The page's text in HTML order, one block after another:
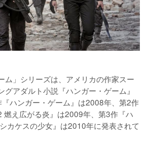
ム」シリーズは、アメリカの作家スー
アダルト小説『ハンガー・ゲーム』
ハンガー・ゲーム』は2008年、第2作
燃え広がる炎』は2009年、第3作『ハ
カケスの少女』は2010年に発表されて